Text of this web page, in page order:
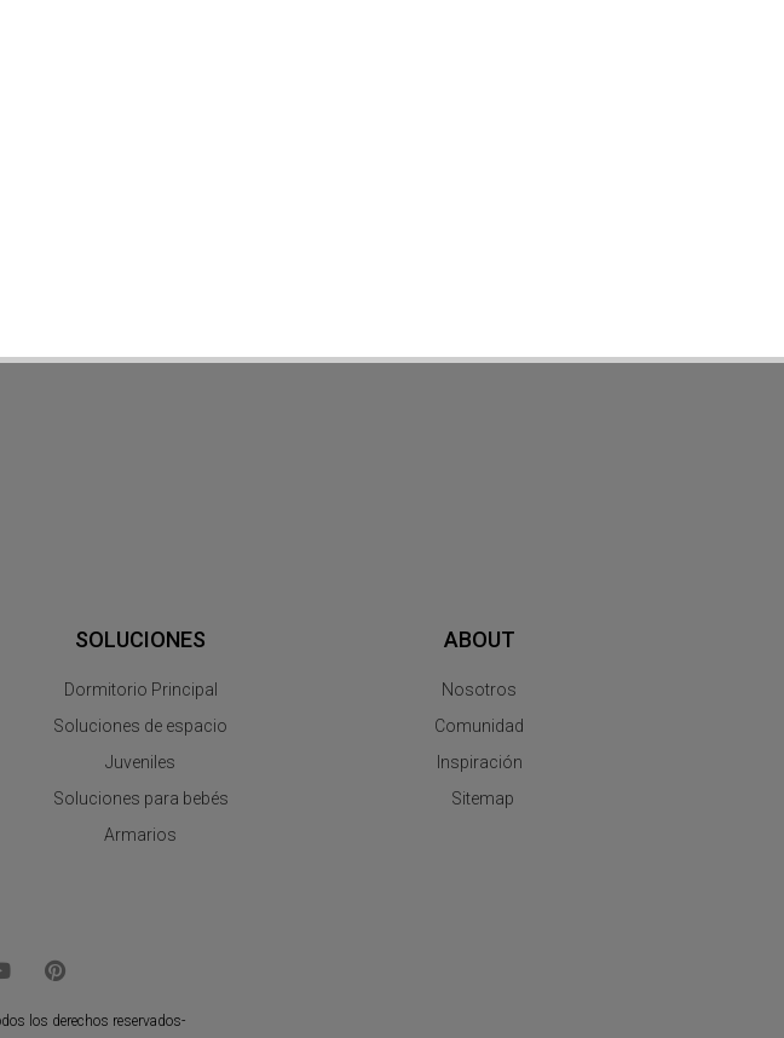
SOLUCIONES
Dormitorio Principal
Soluciones de espacio
Juveniles
Soluciones para bebés
Armarios
ABOUT
Nosotros
Comunidad
Inspiración
Sitemap
los derechos reservados-